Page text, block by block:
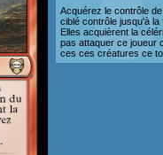
Acquérez le contrôle
ciblé contrôle jusqu'à
Elles acquièrent la
pas attaquer ce joueur
ces ces créatures ce